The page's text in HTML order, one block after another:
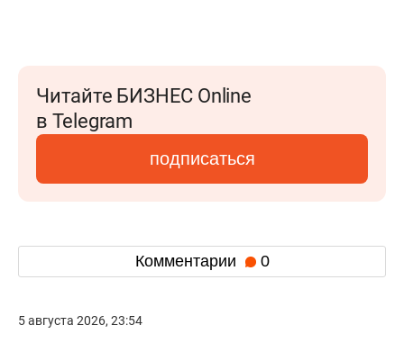
Читайте БИЗНЕС Online
в Telegram
подписаться
Комментарии 0
5 августа 2026, 23:54